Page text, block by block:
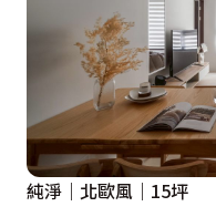
純淨｜北歐風｜15坪